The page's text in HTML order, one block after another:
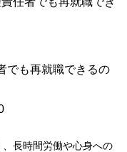
でも再就職できるの
長時間労働や心身への